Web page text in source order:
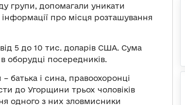
групи, допомагали уникати
про місця розташування
5 до 10 тис. доларів США. Сума
оборудці посередників.
батька і сина, правоохоронці
до Угорщини трьох чоловіків
одного з них зловмисники